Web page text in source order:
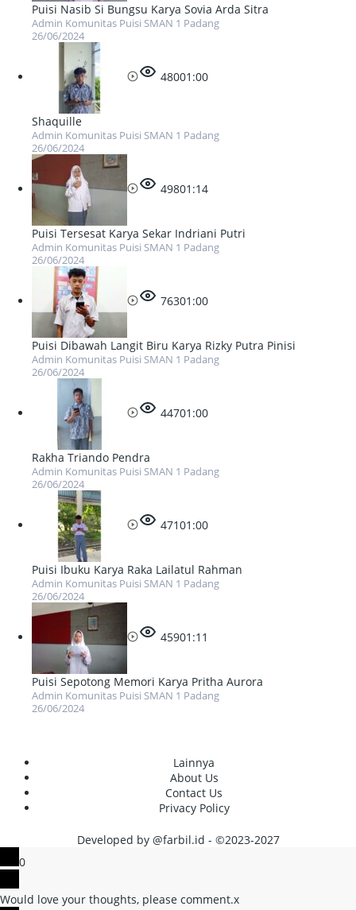
Puisi Nasib Si Bungsu Karya Sovia Arda Sitra
Admin Komunitas Puisi SMAN 1 Padang
26/06/2024
48001:00
Shaquille
Admin Komunitas Puisi SMAN 1 Padang
26/06/2024
49801:14
Puisi Tersesat Karya Sekar Indriani Putri
Admin Komunitas Puisi SMAN 1 Padang
26/06/2024
76301:00
Puisi Dibawah Langit Biru Karya Rizky Putra Pinisi
Admin Komunitas Puisi SMAN 1 Padang
26/06/2024
44701:00
Rakha Triando Pendra
Admin Komunitas Puisi SMAN 1 Padang
26/06/2024
47101:00
Puisi Ibuku Karya Raka Lailatul Rahman
Admin Komunitas Puisi SMAN 1 Padang
26/06/2024
45901:11
Puisi Sepotong Memori Karya Pritha Aurora
Admin Komunitas Puisi SMAN 1 Padang
26/06/2024
Lainnya
About Us
Contact Us
Privacy Policy
Developed by @farbil.id - ©2023-2027
0
Would love your thoughts, please comment.x